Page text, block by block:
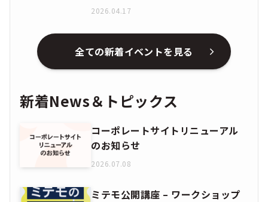
2026.04.17
全ての新着イベントを見る
新着News＆トピックス
コーポレートサイトリニューアル
のお知らせ
2026.07.08
ミテモ公開講座 – ワークショップ